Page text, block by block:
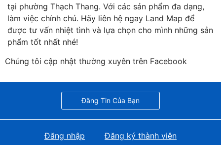
tại phường Thạch Thang. Với các sản phẩm đa dạng,
làm việc chính chủ. Hãy liên hệ ngay Land Map để
được tư vấn nhiệt tình và lựa chọn cho mình những sản
phẩm tốt nhất nhé!
Chúng tôi cập nhật thường xuyên trên Facebook
Đăng Tin Của Bạn
Đăng nhập Đăng ký thành viên